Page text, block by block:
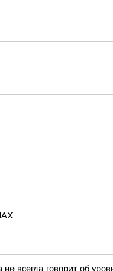
всегда говорит об